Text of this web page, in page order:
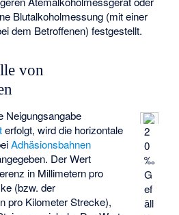
Blutalkoholmessung (mit einer
dem Betroffenen) festgestellt.
von
2
0
‰
G
ef
äll
Neigungsangabe
erfolgt, wird die horizontale
Adhäsionsbahnen
Der Wert
in Millimetern pro
(bzw. der
pro Kilometer Strecke),